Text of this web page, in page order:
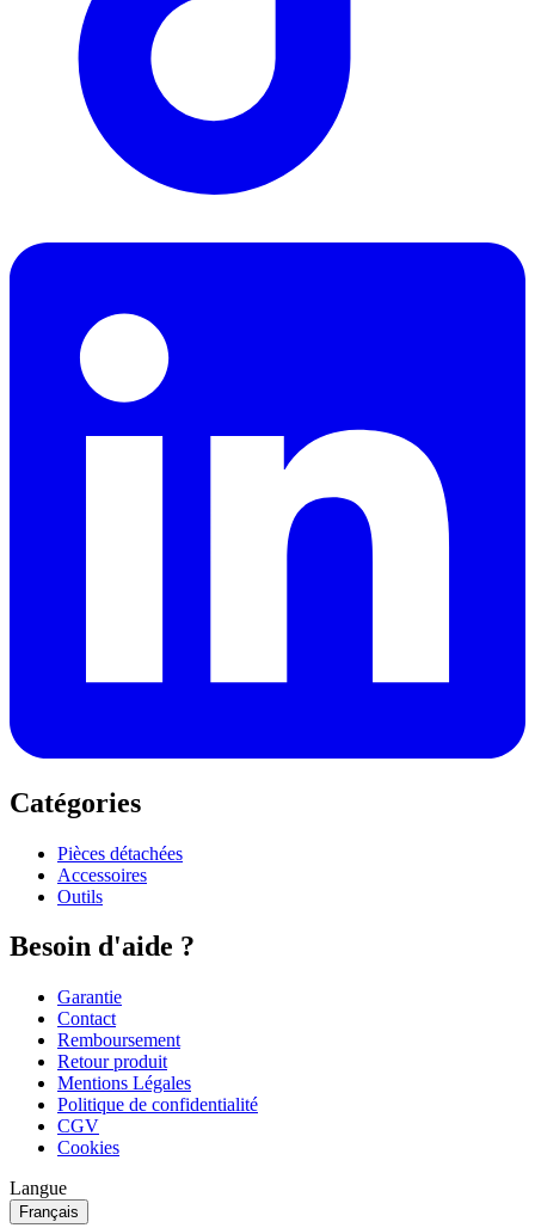
Catégories
Pièces détachées
Accessoires
Outils
Besoin d'aide ?
Garantie
Contact
Remboursement
Retour produit
Mentions Légales
Politique de confidentialité
CGV
Cookies
Langue
Français